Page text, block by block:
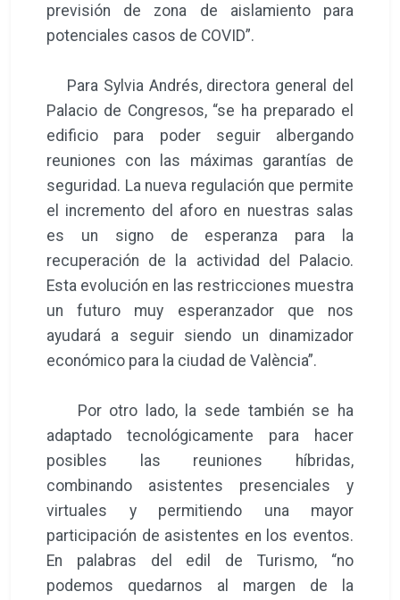
previsión de zona de aislamiento para
potenciales casos de COVID”.
Para Sylvia Andrés, directora general del
Palacio de Congresos, “se ha preparado el
edificio para poder seguir albergando
reuniones con las máximas garantías de
seguridad. La nueva regulación que permite
el incremento del aforo en nuestras salas
es un signo de esperanza para la
recuperación de la actividad del Palacio.
Esta evolución en las restricciones muestra
un futuro muy esperanzador que nos
ayudará a seguir siendo un dinamizador
económico para la ciudad de València”.
Por otro lado, la sede también se ha
adaptado tecnológicamente para hacer
posibles las reuniones híbridas,
combinando asistentes presenciales y
virtuales y permitiendo una mayor
participación de asistentes en los eventos.
En palabras del edil de Turismo, “no
podemos quedarnos al margen de la